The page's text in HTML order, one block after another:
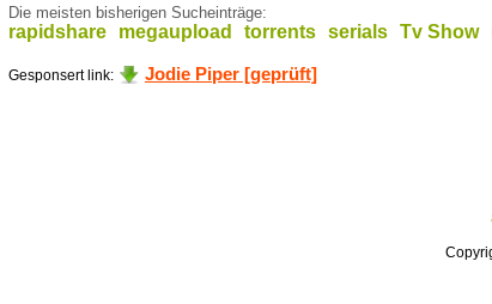
Die meisten bisherigen Sucheinträge:
rapidshare megaupload torrents serials Tv Show
Gesponsert link: Jodie Piper [geprüft]